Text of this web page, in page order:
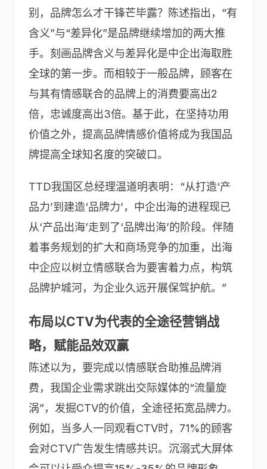
别，品牌怎么才干锋芒毕露？陈述指出，“有
含义”与“差异化”是品牌继续增加的两大推
手。刻画品牌含义与差异化是中企出海取胜
全球的第一步。而相较于一般品牌，顾客在
与其有情感联合的品牌上的消费要高出2
倍，忠诚度高出3倍。基于此，在坚持功用
价值之外，提高品牌情感价值将成为我国品
牌提高全球知名度的突破口。
TTD我国区总经理温道明表明：“从打造‘产
品力’到建造‘品牌力’，中企出海的进程现已
从‘产品出海’走到了‘品牌出海’的阶段。伴随
着事务规划的扩大和商场竞争的加重，出海
中企应以树立情感联合为要害着力点，构筑
品牌护城河，为企业久远开展保驾护航。”
布局以CTV为代表的全途径营销战
略，赋能品效双赢
陈述以为，要完成以情感联合助推品牌消
费，我国企业需求跳出交际媒体的“流量旋
涡”，发掘CTV的价值，全途径拓宽品牌力。
例如，当多人一同观看CTV时，71%的顾客
会对CTV广告发生情感共识。沉溺式大屏体